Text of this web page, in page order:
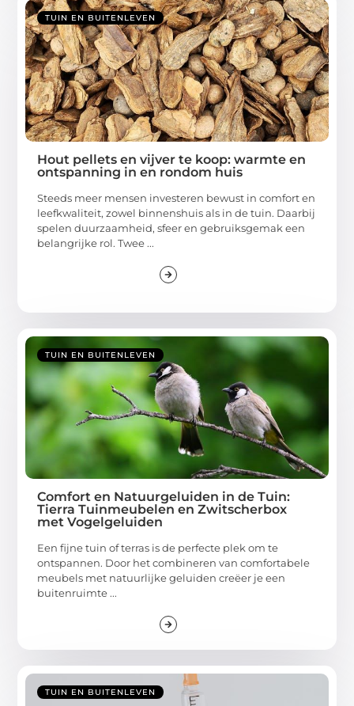
TUIN EN BUITENLEVEN
Hout pellets en vijver te koop: warmte en
ontspanning in en rondom huis
Steeds meer mensen investeren bewust in comfort en
leefkwaliteit, zowel binnenshuis als in de tuin. Daarbij
spelen duurzaamheid, sfeer en gebruiksgemak een
belangrijke rol. Twee ...
TUIN EN BUITENLEVEN
Comfort en Natuurgeluiden in de Tuin:
Tierra Tuinmeubelen en Zwitscherbox
met Vogelgeluiden
Een fijne tuin of terras is de perfecte plek om te
ontspannen. Door het combineren van comfortabele
meubels met natuurlijke geluiden creëer je een
buitenruimte ...
TUIN EN BUITENLEVEN